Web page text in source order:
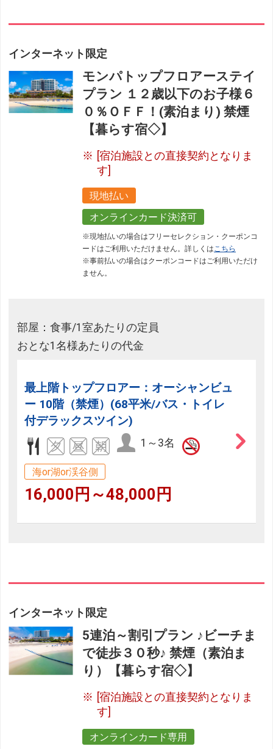
インターネット限定
モンパトップフロアーステイ
プラン １２歳以下のお子様６
０％ＯＦＦ！(素泊まり) 禁煙
【暮らす宿◇】
[宿泊施設との直接契約となりま
す]
現地払い
オンラインカード決済可
※現地払いの場合はフリーセレクション・クーポンコ
ードはご利用いただけません。詳しくは こちら
※事前払いの場合はクーポンコードはご利用いただけ
ません。
部屋：食事/1室あたりの定員
おとな1名様あたりの代金
最上階トップフロアー：オーシャンビュ
ー 10階（禁煙）(68平米/バス・トイレ
付デラックスツイン)
1～3名
海or湖or渓谷側
16,000円～48,000円
インターネット限定
5連泊～割引プラン ♪ビーチま
で徒歩３０秒♪ 禁煙（素泊ま
り）【暮らす宿◇】
[宿泊施設との直接契約となりま
す]
オンラインカード専用